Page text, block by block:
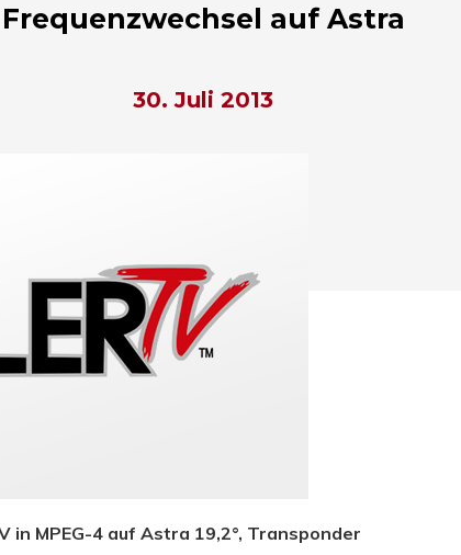
Frequenzwechsel auf Astra
30. Juli 2013
MPEG-4 auf Astra 19,2°, Transponder